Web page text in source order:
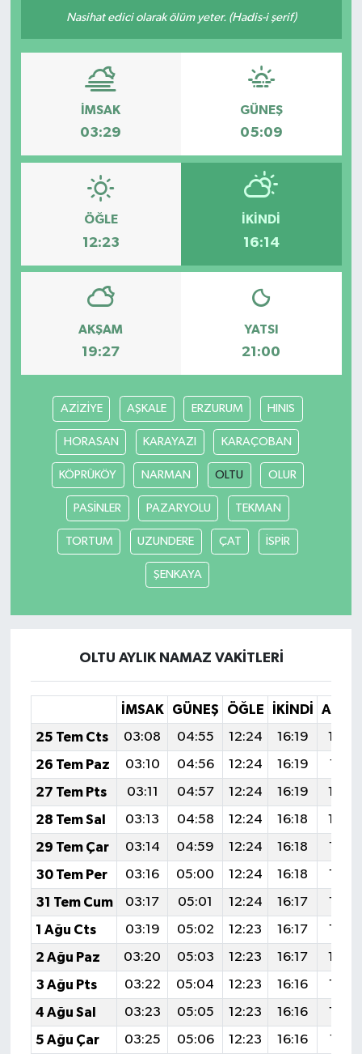
Nasihat edici olarak ölüm yeter. (Hadis-i şerif)
İMSAK
03:29
GÜNEŞ
05:09
ÖĞLE
12:23
İKINDI
16:14
AKŞAM
19:27
YATSI
21:00
AZİZİYE AŞKALE ERZURUM HINIS
HORASAN KARAYAZI KARAÇOBAN
KÖPRÜKÖY NARMAN OLTU OLUR
PASİNLER PAZARYOLU TEKMAN
TORTUM UZUNDERE ÇAT İSPİR
ŞENKAYA
OLTU AYLIK NAMAZ VAKITLERI
İMSAK GÜNEŞ ÖĞLE İKINDI
25 Tem Cts
03:08 04:55 12:24 16:19
26 Tem Paz
03:10 04:56 12:24 16:19
19:41
27 Tem Pts
03:11 04:57 12:24 16:19
28 Tem Sal
03:13 04:58 12:24 16:18
29 Tem Çar
03:14 04:59 12:24 16:18
19:38
30 Tem Per
03:16 05:00 12:24 16:18
19:37
31 Tem Cum
03:17 05:01 12:24 16:17
19:36
1 Ağu Cts
03:19 05:02 12:23 16:17
19:35
2 Ağu Paz
03:20 05:03 12:23 16:17
3 Ağu Pts
03:22 05:04 12:23 16:16
19:33
4 Ağu Sal
03:23 05:05 12:23 16:16
19:32
5 Ağu Çar
03:25 05:06 12:23 16:16
19:31